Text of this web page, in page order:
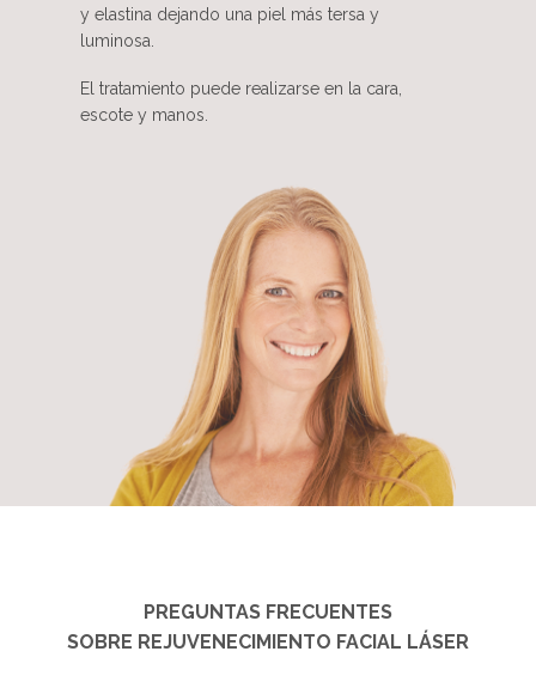
y elastina dejando una piel más tersa y
luminosa.
El tratamiento puede realizarse en la cara,
escote y manos.
PREGUNTAS FRECUENTES
SOBRE REJUVENECIMIENTO FACIAL LÁSER